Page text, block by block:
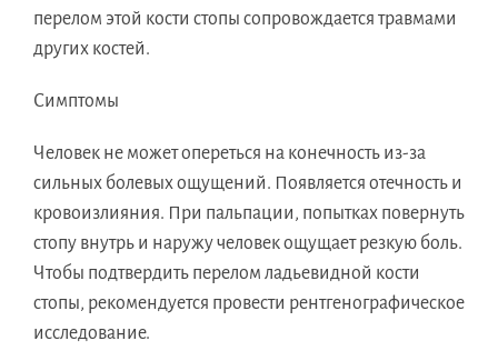
перелом этой кости стопы сопровождается травмами
других костей.
Симптомы
Человек не может опереться на конечность из-за
сильных болевых ощущений. Появляется отечность и
кровоизлияния. При пальпации, попытках повернуть
стопу внутрь и наружу человек ощущает резкую боль.
Чтобы подтвердить перелом ладьевидной кости
стопы, рекомендуется провести рентгенографическое
исследование.